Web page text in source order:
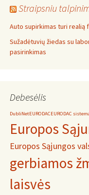
Straipsniu
Auto supirkimas turi realią
Sužadėtuvių žiedas su
pasirinkimas
Debesėlis
DubliNetEURODACEURODAC
Europos
Europos Sąjungos
gerbiamos
laisvės